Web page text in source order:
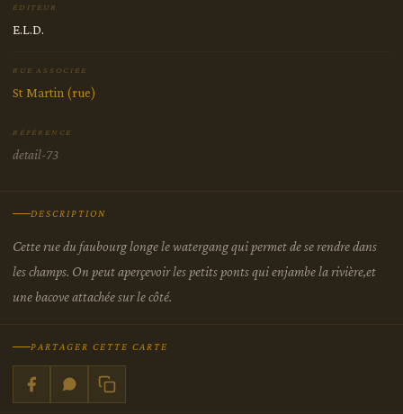
ÉDITEUR
E.L.D.
RUE ASSOCIÉE
St Martin (rue)
RÉFÉRENCE
detail-73
DESCRIPTION
Cette rue du faubourg longe le watergang qui permet de se rendre dans
les champs. On peut aperçevoir les petits ponts qui enjambe la rivière,et
une bacove attachée sur le côté.
PARTAGER CETTE CARTE